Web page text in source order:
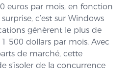
euros par mois, en fonction
c’est sur Windows
génèrent le plus de
500 dollars par mois. Avec
de marché, cette
s’isoler de la concurrence